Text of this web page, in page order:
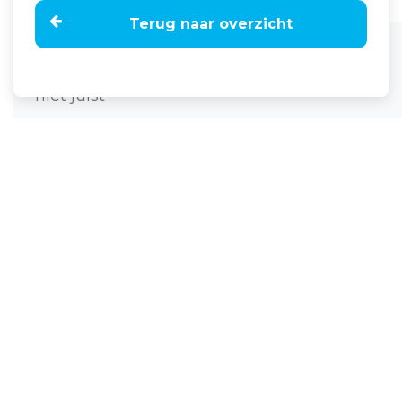
Home
Nieuws
niet juist
Terug naar overzicht